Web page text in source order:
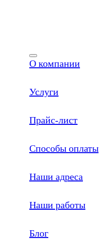
О компании
Услуги
Прайс-лист
Способы оплаты
Наши адреса
Наши работы
Блог